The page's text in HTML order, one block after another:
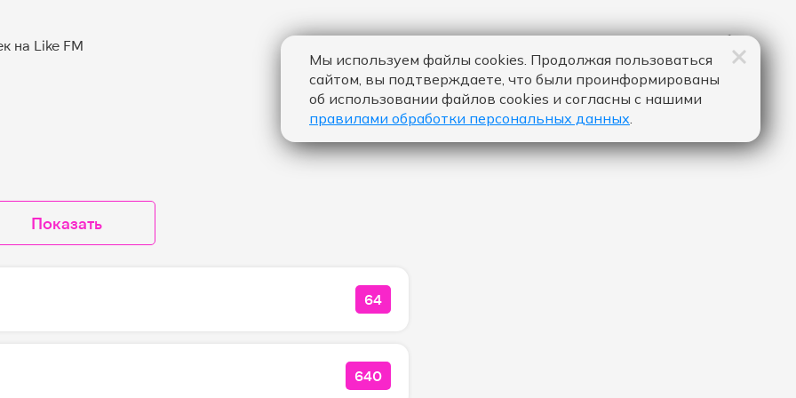
Показать
КОЛИЧЕСТВО ЛАЙКОВ ЗА "LIFELINE - JONAS BLUE & IZZY
64
КОЛИЧЕСТВО ЛАЙКОВ ЗА "НА МАЛИНОВОЙ ЛУНЕ - МОЯ
640
Мы используем файлы cookies. Продолжая пользоваться
сайтом, вы подтверждаете, что были проинформированы
об использовании файлов cookies и согласны с нашими
правилами обработки персональных данных.